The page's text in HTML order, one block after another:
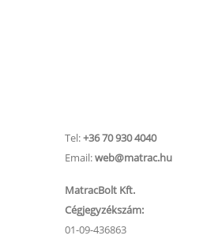
Tel:+36 70 930 4040
Email:web@matrac.hu
MatracBolt Kft.
Cégjegyzékszám:
01-09-436863